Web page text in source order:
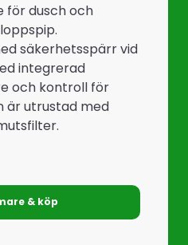
för dusch och
säkerhetsspärr vid
integrerad
och kontroll för
är utrustad med
& köp